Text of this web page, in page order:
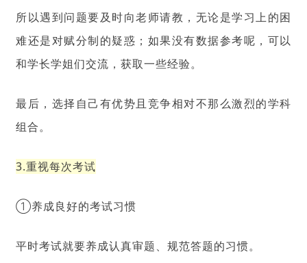
所以遇到问题要及时向老师请教，无论是学习上的困
难还是对赋分制的疑惑；如果没有数据参考呢，可以
和学长学姐们交流，获取一些经验。
最后，选择自己有优势且竞争相对不那么激烈的学科
组合。
3.重视每次考试
①养成良好的考试习惯
平时考试就要养成认真审题、规范答题的习惯。